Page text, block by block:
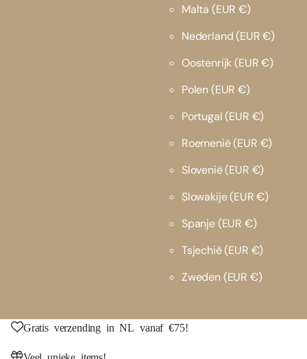
Malta (EUR €)
Nederland(EUR €)
Oostenrijk(EUR €)
Polen(EUR €)
Portugal(EUR €)
Roemenië(EUR €)
Slovenië(EUR €)
Slowakije(EUR €)
Spanje(EUR €)
Tsjechië(EUR €)
Zweden(EUR €)
Gratis verzending in NL vanaf €75!
Veel unieke items!